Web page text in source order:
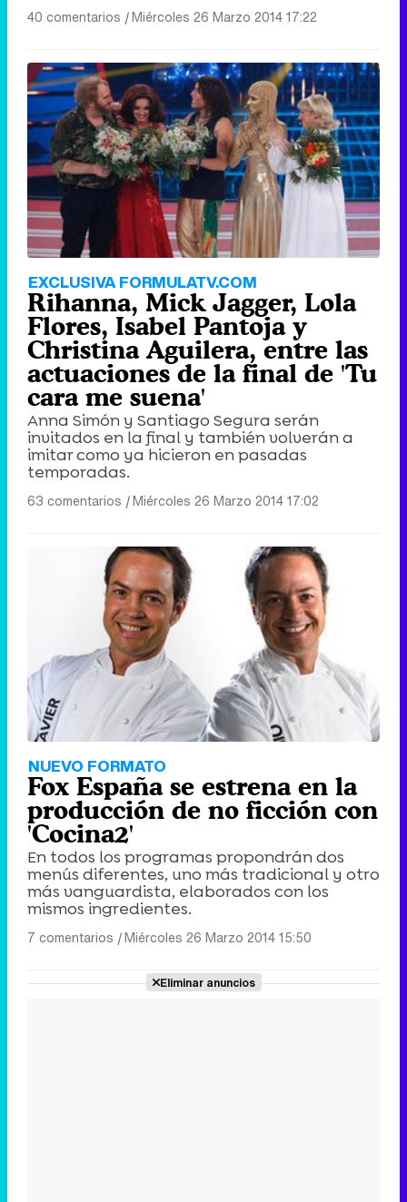
40 comentarios |Miércoles 26 Marzo 2014 17:22
EXCLUSIVA FORMULATV.COM
Rihanna, Mick Jagger, Lola
Flores, Isabel Pantoja y
Christina Aguilera, entre las
actuaciones de la final de 'Tu
cara me suena'
Anna Simón y Santiago Segura serán
invitados en la final y también volverán a
imitar como ya hicieron en pasadas
temporadas.
63 comentarios |Miércoles 26 Marzo 2014 17:02
NUEVO FORMATO
Fox España se estrena en la
producción de no ficción con
'Cocina2'
En todos los programas propondrán dos
menús diferentes, uno más tradicional y otro
más vanguardista, elaborados con los
mismos ingredientes.
7 comentarios |Miércoles 26 Marzo 2014 15:50
Eliminar anuncios